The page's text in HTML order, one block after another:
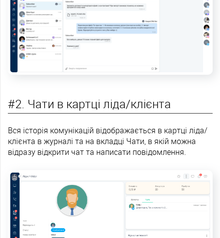
#2. Чати в картці ліда/клієнта
Вся історія комунікацій відображається в картці ліда/
клієнта в журналі та на вкладці Чати, в якій можна
відразу відкрити чат та написати повідомлення.